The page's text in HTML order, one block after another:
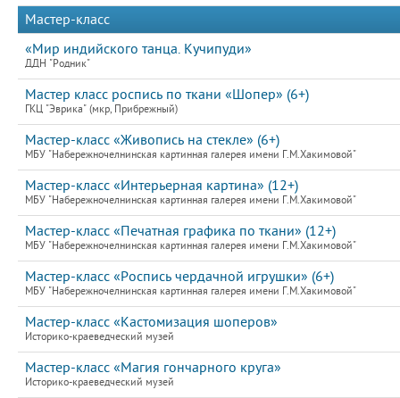
Мастер-класс
«Мир индийского танца. Кучипуди»
ДДН "Родник"
Мастер класс роспись по ткани «Шопер» (6+)
ГКЦ "Эврика" (мкр, Прибрежный)
Мастер-класс «Живопись на стекле» (6+)
МБУ "Набережночелнинская картинная галерея имени Г.М.Хакимовой"
Мастер-класс «Интерьерная картина» (12+)
МБУ "Набережночелнинская картинная галерея имени Г.М.Хакимовой"
Мастер-класс «Печатная графика по ткани» (12+)
МБУ "Набережночелнинская картинная галерея имени Г.М.Хакимовой"
Мастер-класс «Роспись чердачной игрушки» (6+)
МБУ "Набережночелнинская картинная галерея имени Г.М.Хакимовой"
Мастер-класс «Кастомизация шоперов»
Историко-краеведческий музей
Мастер-класс «Магия гончарного круга»
Историко-краеведческий музей